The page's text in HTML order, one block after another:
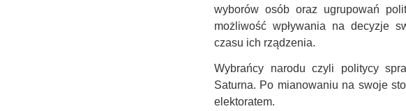
wyborów osób oraz ugrupowań
możliwość wpływania na decyzje
czasu ich rządzenia.
Wybrańcy narodu czyli politycy
Saturna. Po mianowaniu na swoje
elektoratem.